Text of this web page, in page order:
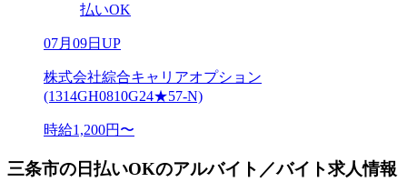
払いOK
07月09日UP
株式会社綜合キャリアオプション
(1314GH0810G24★57-N)
時給1,200円〜
三条市の日払いOKのアルバイト／バイト求人情報